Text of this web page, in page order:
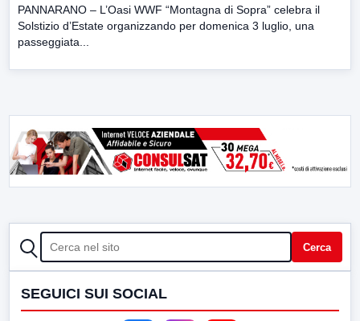
PANNARANO – L’Oasi WWF “Montagna di Sopra” celebra il
Solstizio d’Estate organizzando per domenica 3 luglio, una
passeggiata...
CERCA Cerca
SEGUICI SUI SOCIAL